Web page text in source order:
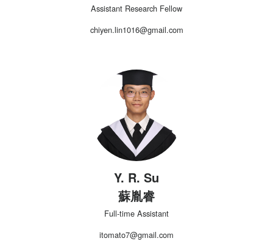
Assistant Research Fellow
chiyen.lin1016@gmail.com
Y. R. Su
蘇胤睿
Full-time Assistant
itomato7@gmail.com